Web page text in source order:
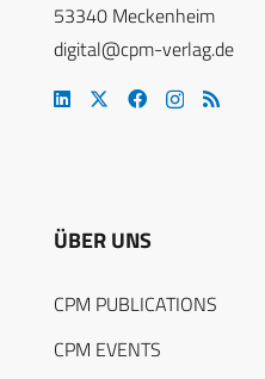
53340 Meckenheim
digital@cpm-verlag.de
ÜBER UNS
CPM PUBLICATIONS
CPM EVENTS